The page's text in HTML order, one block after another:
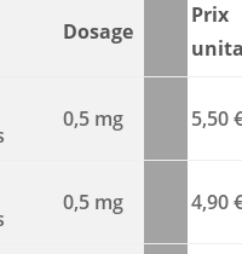
Dosage
Prix
0,5 mg 5,50
0,5 mg 4,90